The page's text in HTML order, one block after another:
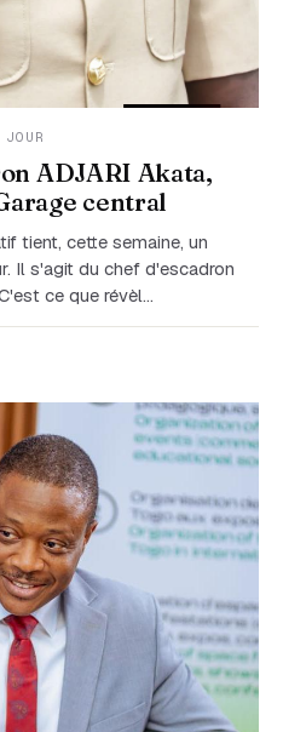
ADJARI Akata,
central
tient, cette semaine, un
Il s'agit du chef d'escadron
ce que révèl…